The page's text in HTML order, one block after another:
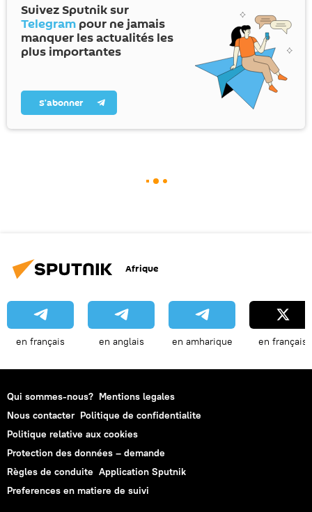
Suivez Sputnik sur
Telegram pour ne jamais
manquer les actualités les
plus importantes
S’abonner
Afrique
en français en anglais en amharique en français
Qui sommes-nous? Mentions legales
Nous contacter Politique de confidentialite
Politique relative aux cookies
Protection des données – demande
Règles de conduite Application Sputnik
Preferences en matiere de suivi